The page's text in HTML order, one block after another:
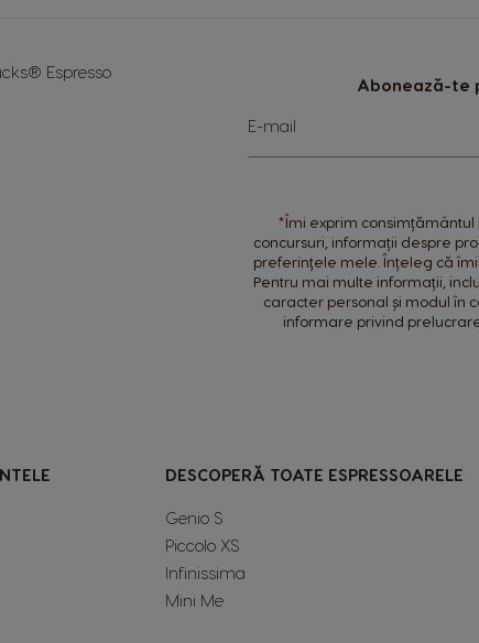
Espresso
Abonează-te
Sign
Up
for
E-mail
*Îmi exprim
concursuri, informații despre
preferințele mele. Înțeleg că
Pentru mai multe informații,
caracter personal și modul în
informare privind
DESCOPERĂ TOATE ESPRESSOARELE
Genio S
Piccolo XS
Infinissima
Mini Me